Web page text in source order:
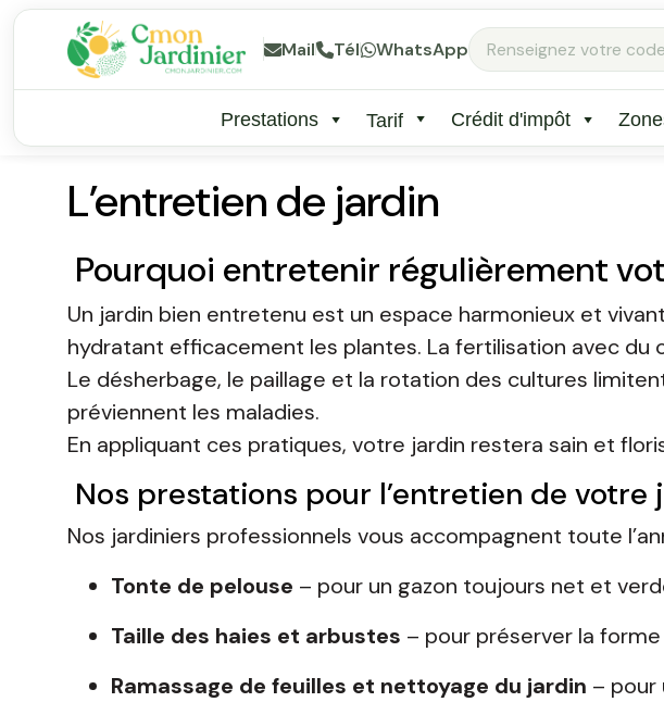
Mail Tél WhatsApp
Rechercher
:
Prestations Tarif Crédit d'impôt
L’entretien de jardin
Pourquoi entretenir régulièrement
Un jardin bien entretenu est un espace harmonieux et
hydratant efficacement les plantes. La fertilisation avec
Le désherbage, le paillage et la rotation des cultures
préviennent les maladies.
En appliquant ces pratiques, votre jardin restera sain et
Nos prestations pour l’entretien de votre
Nos jardiniers professionnels vous accompagnent toute
Tonte de pelouse – pour un gazon toujours net et
Taille des haies et arbustes – pour préserver la
Ramassage de feuilles et nettoyage du jardin – pour